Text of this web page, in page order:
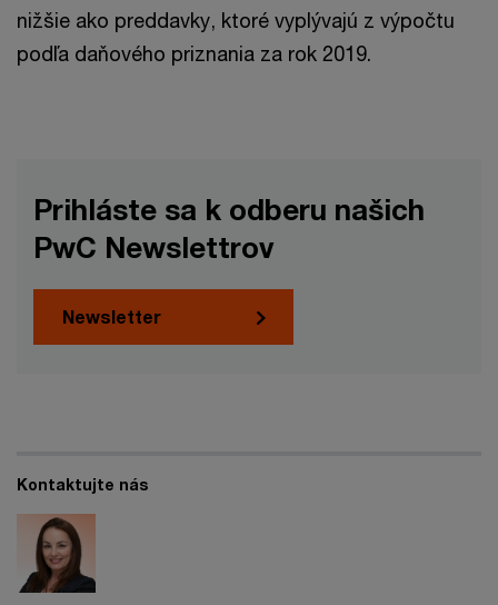
nižšie ako preddavky, ktoré vyplývajú z výpočtu
podľa daňového priznania za rok 2019.
Prihláste sa k odberu našich
PwC Newslettrov
Newsletter
Kontaktujte nás